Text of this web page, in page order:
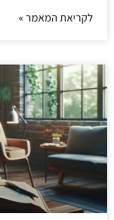
לקריאת המאמר »